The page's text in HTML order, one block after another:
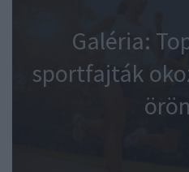
Galéria:
sportfajták